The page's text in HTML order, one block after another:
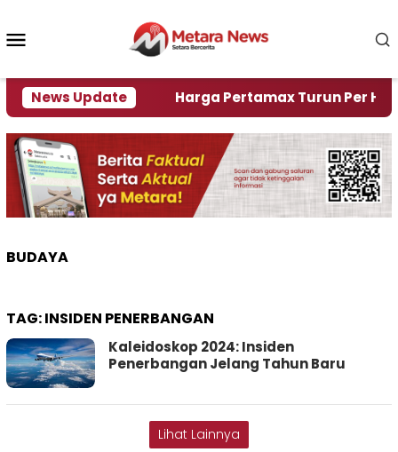
konten
News Update
Krisi Air Harga Pertamax Turun Per Hari Ini,
BUDAYA
TAG:INSIDEN PENERBANGAN
Kaleidoskop 2024: Insiden
Penerbangan Jelang Tahun Baru
Lihat Lainnya